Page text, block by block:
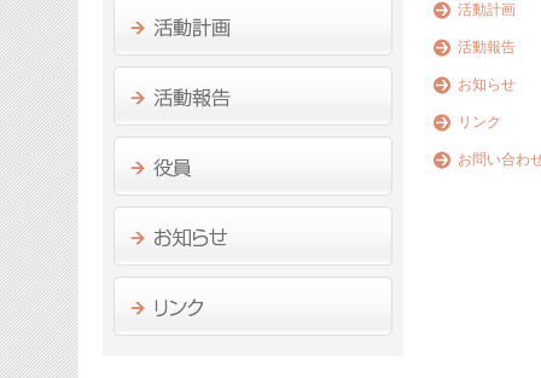
活動計画
活動報告
お知らせ
リンク
お問い合わ